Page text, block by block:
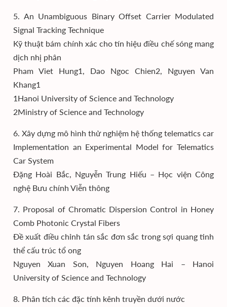
5. An Unambiguous Binary Offset Carrier Modulated
Signal Tracking Technique
Kỹ thuật bám chính xác cho tín hiệu điều chế sóng mang
dịch nhị phân
Pham Viet Hung1, Dao Ngoc Chien2, Nguyen Van
Khang1
1Hanoi University of Science and Technology
2Ministry of Science and Technology
6. Xây dựng mô hình thử nghiệm hệ thống telematics car
Implementation an Experimental Model for Telematics
Car System
Đặng Hoài Bắc, Nguyễn Trung Hiếu – Học viện Công
nghệ Bưu chính Viễn thông
7. Proposal of Chromatic Dispersion Control in Honey
Comb Photonic Crystal Fibers
Đề xuất điều chỉnh tán sắc đơn sắc trong sợi quang tinh
thể cấu trúc tổ ong
Nguyen Xuan Son, Nguyen Hoang Hai – Hanoi
University of Science and Technology
8. Phân tích các đặc tính kênh truyền dưới nước